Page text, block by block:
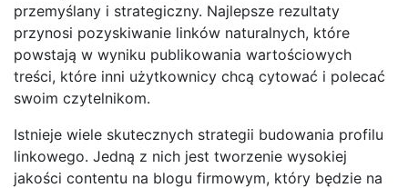
przemyślany i strategiczny. Najlepsze rezultaty
przynosi pozyskiwanie linków naturalnych, które
powstają w wyniku publikowania wartościowych
treści, które inni użytkownicy chcą cytować i polecać
swoim czytelnikom.
Istnieje wiele skutecznych strategii budowania profilu
linkowego. Jedną z nich jest tworzenie wysokiej
jakości contentu na blogu firmowym, który będzie na